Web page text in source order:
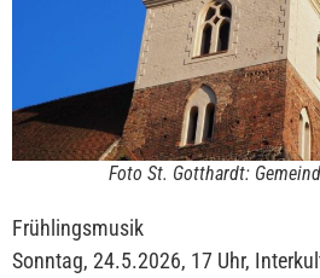
Foto St. Gotthardt:
Frühlingsmusik
Sonntag, 24.5.2026, 17 Uhr,